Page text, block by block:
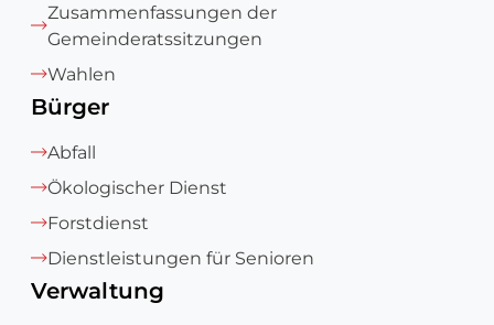
Zusammenfassungen der
Gemeinderatssitzungen
Wahlen
Bürger
Abfall
Ökologischer Dienst
Forstdienst
Dienstleistungen für Senioren
Verwaltung